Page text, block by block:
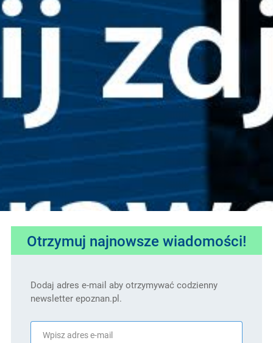
Otrzymuj najnowsze wiadomości!
Dodaj adres e-mail aby otrzymywać codzienny
newsletter epoznan.pl.